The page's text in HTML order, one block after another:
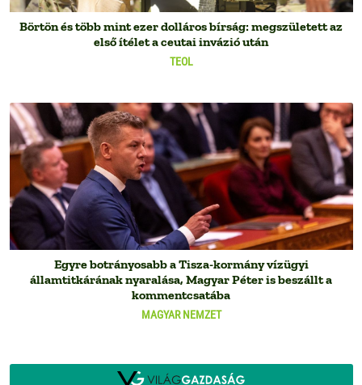
TEOL
Börtön és több mint ezer dolláros bírság: megszületett az
első ítélet a ceutai invázió után
MAGYAR NEMZET
Egyre botrányosabb a Tisza-kormány vízügyi
államtitkárának nyaralása, Magyar Péter is beszállt a
kommentcsatába